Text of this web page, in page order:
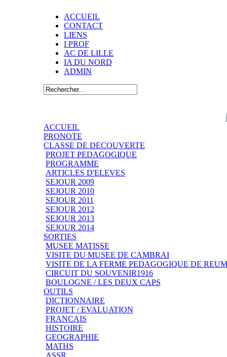
ACCUEIL
CONTACT
LIENS
I PROF
AC DE LILLE
IA DU NORD
ADMIN
ACCUEIL
PRONOTE
CLASSE DE DECOUVERTE
PROJET PEDAGOGIQUE
PROGRAMME
ARTICLES D'ELEVES
SEJOUR 2009
SEJOUR 2010
SEJOUR 2011
SEJOUR 2012
SEJOUR 2013
SEJOUR 2014
SORTIES
MUSEE MATISSE
VISITE DU MUSEE DE CAMBRAI
VISITE DE LA FERME PEDAGOGIQUE DE
CIRCUIT DU SOUVENIR1916
BOULOGNE / LES DEUX CAPS
OUTILS
DICTIONNAIRE
PROJET / EVALUATION
FRANCAIS
HISTOIRE
GEOGRAPHIE
MATHS
ASSR